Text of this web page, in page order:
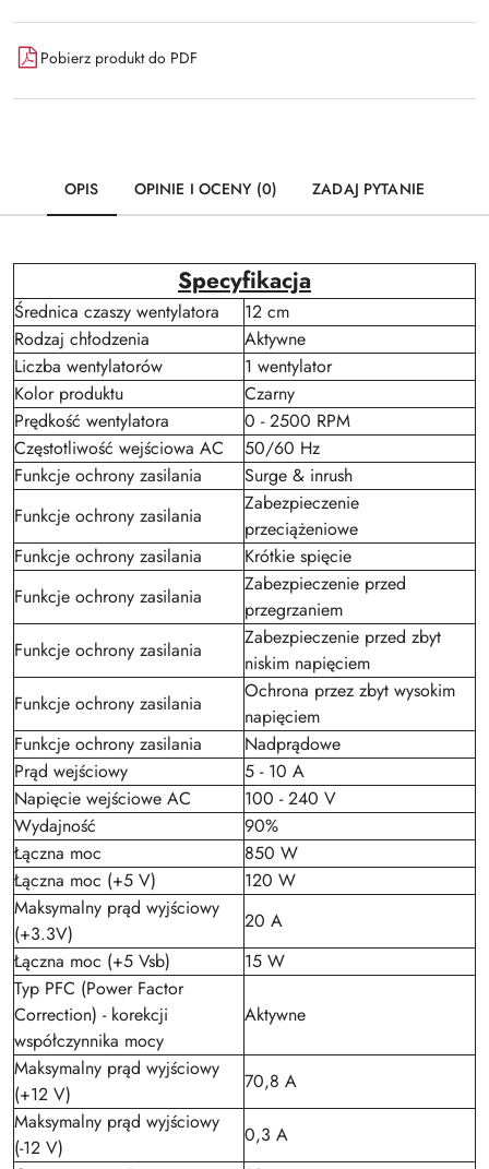
Pobierz produkt do PDF
OPIS OPINIE I OCENY (0) ZADAJ PYTANIE
Specyfikacja
Średnica czaszy wentylatora
12 cm
Rodzaj chłodzenia
Aktywne
Liczba wentylatorów
1 wentylator
Kolor produktu
Czarny
Prędkość wentylatora
0 - 2500 RPM
Częstotliwość wejściowa AC
50/60 Hz
Funkcje ochrony zasilania
Surge & inrush
Funkcje ochrony zasilania
Zabezpieczenie
przeciążeniowe
Funkcje ochrony zasilania
Krótkie spięcie
Funkcje ochrony zasilania
Zabezpieczenie przed
przegrzaniem
Funkcje ochrony zasilania
Zabezpieczenie przed zbyt
niskim napięciem
Funkcje ochrony zasilania
Ochrona przez zbyt wysokim
napięciem
Funkcje ochrony zasilania
Nadprądowe
Prąd wejściowy
5 - 10 A
Napięcie wejściowe AC
100 - 240 V
Wydajność
90%
Łączna moc
850 W
Łączna moc (+5 V)
120 W
Maksymalny prąd wyjściowy
(+3.3V)
20 A
Łączna moc (+5 Vsb)
15 W
Typ PFC (Power Factor
Correction) - korekcji
współczynnika mocy
Aktywne
Maksymalny prąd wyjściowy
(+12 V)
70,8 A
Maksymalny prąd wyjściowy
(-12 V)
0,3 A